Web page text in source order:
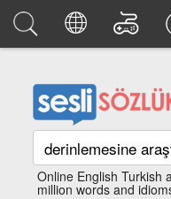
Online English Turkish
million words and